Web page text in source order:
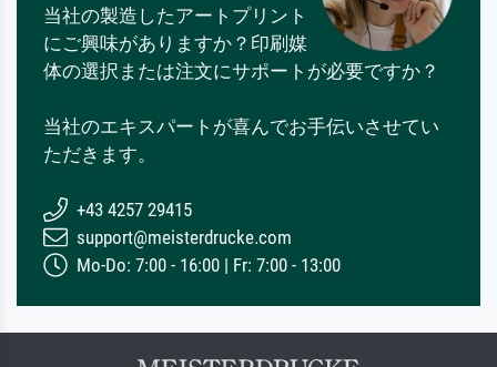
当社の製造したアートプリント
にご興味がありますか？印刷媒
体の選択または注文にサポートが必要ですか？
当社のエキスパートが喜んでお手伝いさせてい
ただきます。
+43 4257 29415
support@meisterdrucke.com
Mo-Do: 7:00 - 16:00 | Fr: 7:00 - 13:00